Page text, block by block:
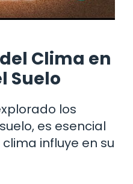
Clima en
Suelo
los
es esencial
influye en su